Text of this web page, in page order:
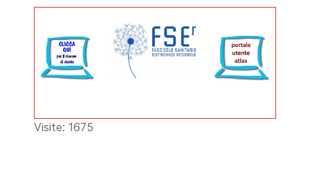
Visite: 1675